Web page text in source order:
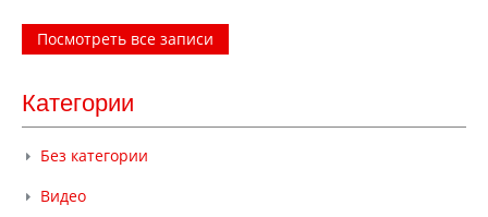
Посмотреть все записи
Категории
Без категории
Видео